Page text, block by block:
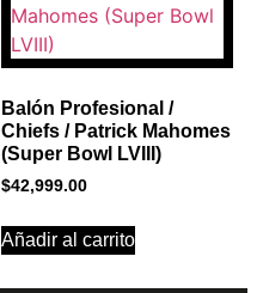
Balón Profesional /
Chiefs / Patrick Mahomes
(Super Bowl LVIII)
$42,999.00
Añadir al carrito